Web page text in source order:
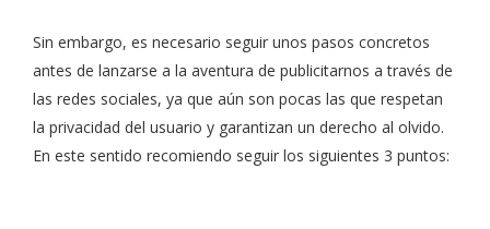
Sin embargo, es necesario seguir unos pasos concretos
antes de lanzarse a la aventura de publicitarnos a través de
las redes sociales, ya que aún son pocas las que respetan
la privacidad del usuario y garantizan un derecho al olvido.
En este sentido recomiendo seguir los siguientes 3 puntos: